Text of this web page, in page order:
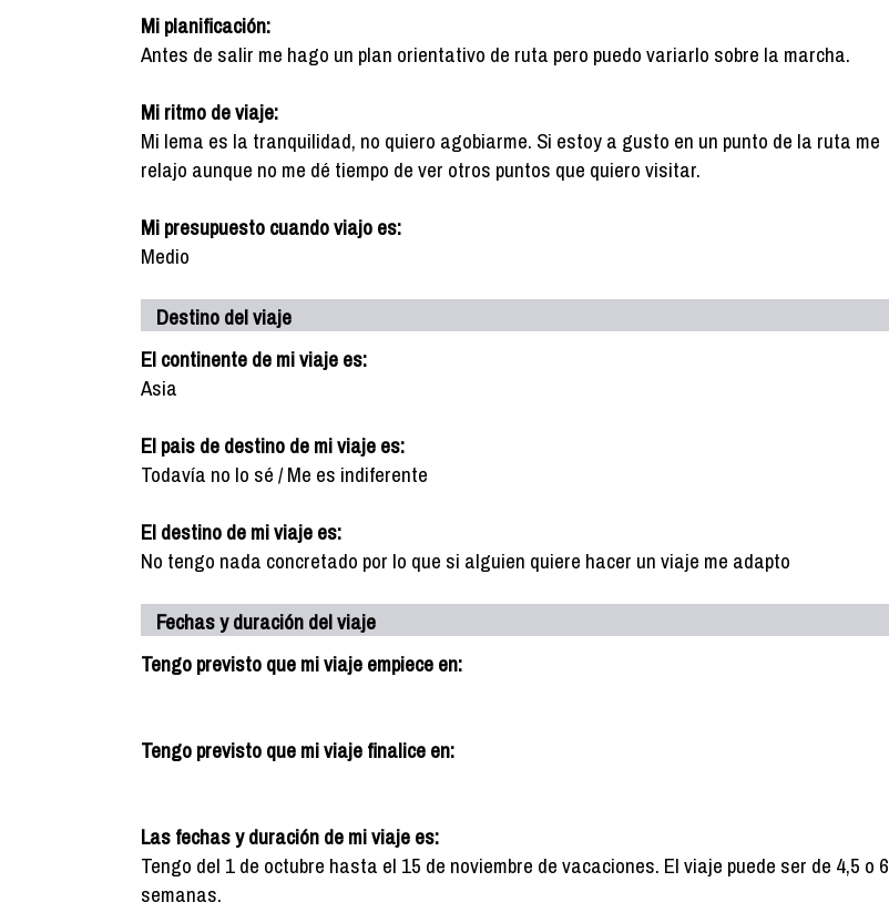
Mi planificación:
Antes de salir me hago un plan orientativo de ruta pero puedo variarlo sobre la marcha.
Mi ritmo de viaje:
Mi lema es la tranquilidad, no quiero agobiarme. Si estoy a gusto en un punto de la ruta me
relajo aunque no me dé tiempo de ver otros puntos que quiero visitar.
Mi presupuesto cuando viajo es:
Medio
Destino del viaje
El continente de mi viaje es:
Asia
El pais de destino de mi viaje es:
Todavía no lo sé / Me es indiferente
El destino de mi viaje es:
No tengo nada concretado por lo que si alguien quiere hacer un viaje me adapto
Fechas y duración del viaje
Tengo previsto que mi viaje empiece en:
Tengo previsto que mi viaje finalice en:
Las fechas y duración de mi viaje es:
Tengo del 1 de octubre hasta el 15 de noviembre de vacaciones. El viaje puede ser de 4,5 o 6
semanas.